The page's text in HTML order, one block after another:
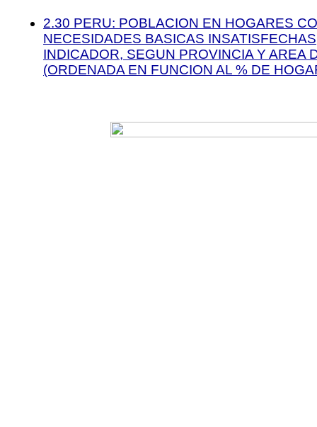
2.30 PERU: POBLACION EN HOGARES
NECESIDADES BASICAS
INDICADOR, SEGUN PROVINCIA Y AREA
(ORDENADA EN FUNCION AL % DE